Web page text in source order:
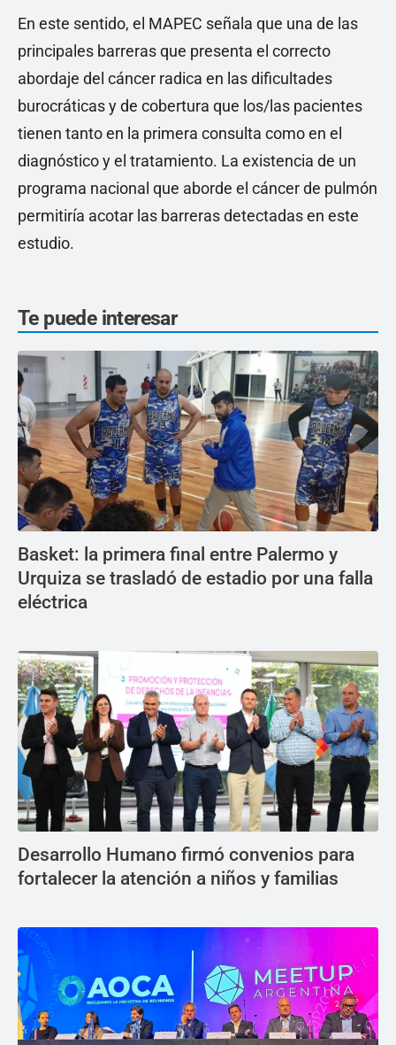
En este sentido, el MAPEC señala que una de las
principales barreras que presenta el correcto
abordaje del cáncer radica en las dificultades
burocráticas y de cobertura que los/las pacientes
tienen tanto en la primera consulta como en el
diagnóstico y el tratamiento. La existencia de un
programa nacional que aborde el cáncer de pulmón
permitiría acotar las barreras detectadas en este
estudio.
Te puede interesar
Basket: la primera final entre Palermo y
Urquiza se trasladó de estadio por una falla
eléctrica
Desarrollo Humano firmó convenios para
fortalecer la atención a niños y familias